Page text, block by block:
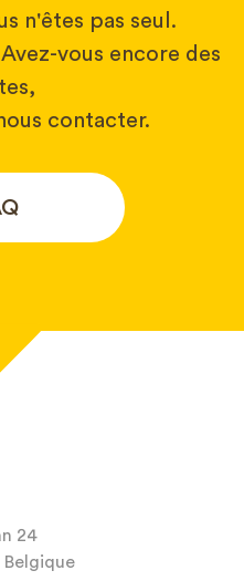
n'êtes pas seul.
vous encore des
contacter.
24
Belgique